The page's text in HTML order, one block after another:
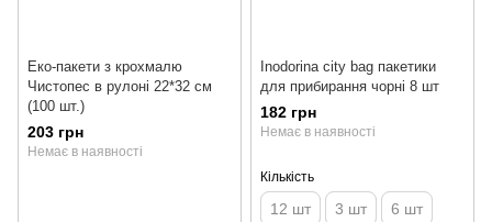
Еко-пакети з крохмалю
Чистопес в рулоні 22*32 см
(100 шт.)
203 грн
Немає в наявності
Inodorina city bag пакетики
для прибирання чорні 8 шт
182 грн
Немає в наявності
Кількість
12 шт 3 шт 6 шт